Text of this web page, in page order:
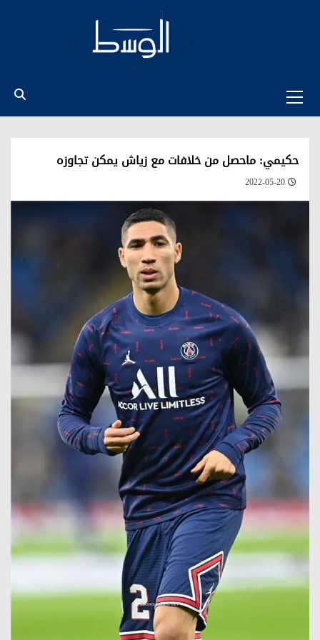
Menu
حكيمي: ماحصل من خلافات مع زياش يمكن تجاوزه
2022-05-20